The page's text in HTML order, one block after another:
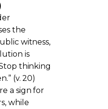
the
witness,
is
thinking
(v. 20)
a sign for
while